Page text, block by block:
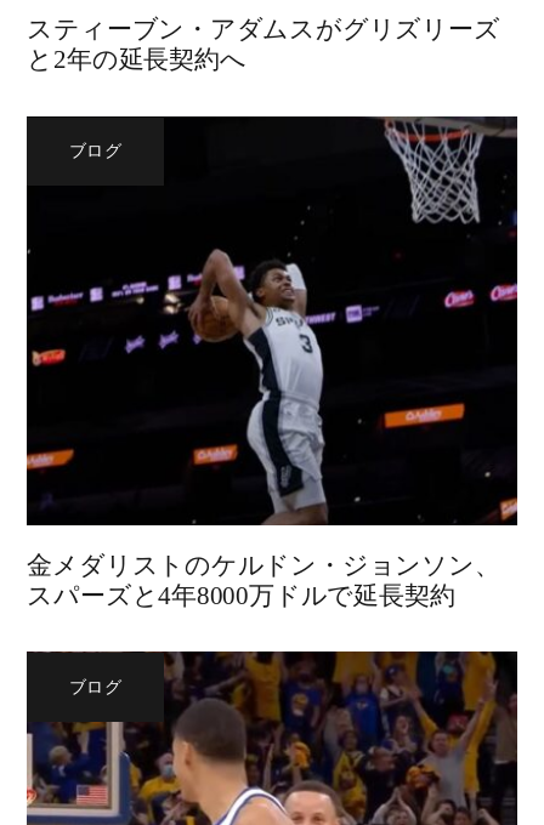
スティーブン・アダムスがグリズリーズ
と2年の延長契約へ
ブログ
金メダリストのケルドン・ジョンソン、
スパーズと4年8000万ドルで延長契約
ブログ